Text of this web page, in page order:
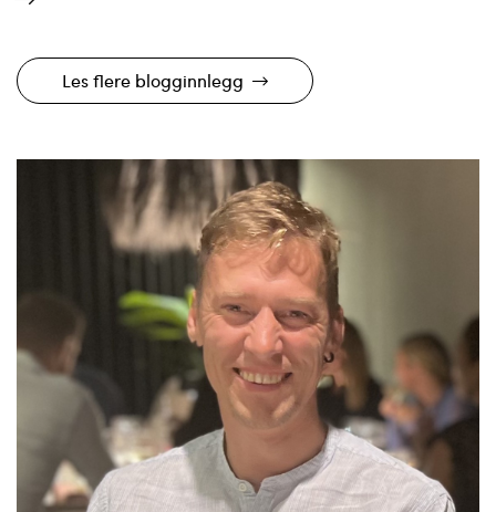
Les flere blogginnlegg